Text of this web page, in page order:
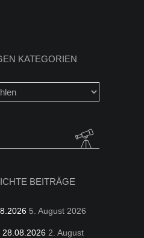
KATEGORIEN
BEITRÄGE
5. August 2026
2. August